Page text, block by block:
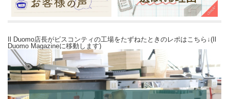
Il Duomo店長がビスコンティの工場をたずねたときのレポはこちら↓(Il
Duomo Magazineに移動します)